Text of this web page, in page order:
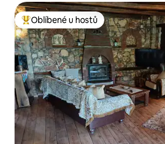
Nejlepší v kategorii Oblíbené u hostů
Oblíbené u hostů